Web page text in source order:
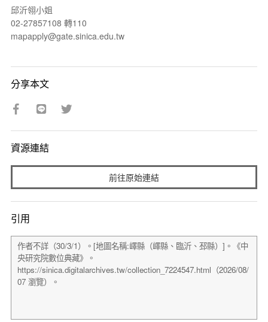
邱沂翎小姐
02-27857108 轉110
mapapply@gate.sinica.edu.tw
分享本文
資源連結
前往原始連結
引用